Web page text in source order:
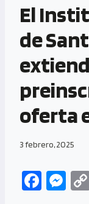
El
de
oferta
3 febrero, 2025
Fa M